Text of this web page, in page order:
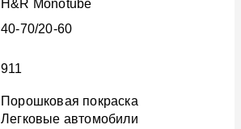
H&R Monotube
40-70/20-60
911
Порошковая покраска
Легковые автомобили